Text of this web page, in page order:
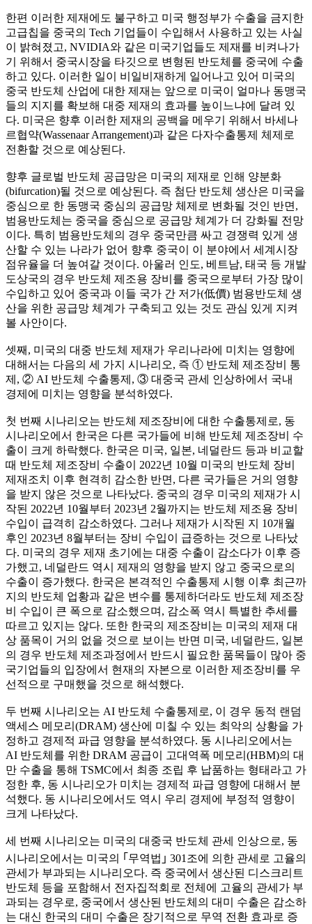
한편 이러한 제재에도 불구하고 미국 행정부가 수출을 금지한
고급칩을 중국의 Tech 기업들이 수입해서 사용하고 있는 사실
이 밝혀졌고, NVIDIA와 같은 미국기업들도 제재를 비켜나가
기 위해서 중국시장을 타깃으로 변형된 반도체를 중국에 수출
하고 있다. 이러한 일이 비일비재하게 일어나고 있어 미국의
중국 반도체 산업에 대한 제재는 앞으로 미국이 얼마나 동맹국
들의 지지를 확보해 대중 제재의 효과를 높이느냐에 달려 있
다. 미국은 향후 이러한 제재의 공백을 메우기 위해서 바세나
르협약(Wassenaar Arrangement)과 같은 다자수출통제 체제로
전환할 것으로 예상된다.
향후 글로벌 반도체 공급망은 미국의 제재로 인해 양분화
(bifurcation)될 것으로 예상된다. 즉 첨단 반도체 생산은 미국을
중심으로 한 동맹국 중심의 공급망 체제로 변화될 것인 반면,
범용반도체는 중국을 중심으로 공급망 체계가 더 강화될 전망
이다. 특히 범용반도체의 경우 중국만큼 싸고 경쟁력 있게 생
산할 수 있는 나라가 없어 향후 중국이 이 분야에서 세계시장
점유율을 더 높여갈 것이다. 아울러 인도, 베트남, 태국 등 개발
도상국의 경우 반도체 제조용 장비를 중국으로부터 가장 많이
수입하고 있어 중국과 이들 국가 간 저가(低價) 범용반도체 생
산을 위한 공급망 체계가 구축되고 있는 것도 관심 있게 지켜
볼 사안이다.
셋째, 미국의 대중 반도체 제재가 우리나라에 미치는 영향에
대해서는 다음의 세 가지 시나리오, 즉 ① 반도체 제조장비 통
제, ② AI 반도체 수출통제, ③ 대중국 관세 인상하에서 국내
경제에 미치는 영향을 분석하였다.
첫 번째 시나리오는 반도체 제조장비에 대한 수출통제로, 동
시나리오에서 한국은 다른 국가들에 비해 반도체 제조장비 수
출이 크게 하락했다. 한국은 미국, 일본, 네덜란드 등과 비교할
때 반도체 제조장비 수출이 2022년 10월 미국의 반도체 장비
제재조치 이후 현격히 감소한 반면, 다른 국가들은 거의 영향
을 받지 않은 것으로 나타났다. 중국의 경우 미국의 제재가 시
작된 2022년 10월부터 2023년 2월까지는 반도체 제조용 장비
수입이 급격히 감소하였다. 그러나 제재가 시작된 지 10개월
후인 2023년 8월부터는 장비 수입이 급증하는 것으로 나타났
다. 미국의 경우 제재 초기에는 대중 수출이 감소다가 이후 증
가했고, 네덜란드 역시 제재의 영향을 받지 않고 중국으로의
수출이 증가했다. 한국은 본격적인 수출통제 시행 이후 최근까
지의 반도체 업황과 같은 변수를 통제하더라도 반도체 제조장
비 수입이 큰 폭으로 감소했으며, 감소폭 역시 특별한 추세를
따르고 있지는 않다. 또한 한국의 제조장비는 미국의 제재 대
상 품목이 거의 없을 것으로 보이는 반면 미국, 네덜란드, 일본
의 경우 반도체 제조과정에서 반드시 필요한 품목들이 많아 중
국기업들의 입장에서 현재의 자본으로 이러한 제조장비를 우
선적으로 구매했을 것으로 해석했다.
두 번째 시나리오는 AI 반도체 수출통제로, 이 경우 동적 랜덤
액세스 메모리(DRAM) 생산에 미칠 수 있는 최악의 상황을 가
정하고 경제적 파급 영향을 분석하였다. 동 시나리오에서는
AI 반도체를 위한 DRAM 공급이 고대역폭 메모리(HBM)의 대
만 수출을 통해 TSMC에서 최종 조립 후 납품하는 형태라고 가
정한 후, 동 시나리오가 미치는 경제적 파급 영향에 대해서 분
석했다. 동 시나리오에서도 역시 우리 경제에 부정적 영향이
크게 나타났다.
세 번째 시나리오는 미국의 대중국 반도체 관세 인상으로, 동
시나리오에서는 미국의 ｢무역법｣ 301조에 의한 관세로 고율의
관세가 부과되는 시나리오다. 즉 중국에서 생산된 디스크리트
반도체 등을 포함해서 전자집적회로 전체에 고율의 관세가 부
과되는 경우로, 중국에서 생산된 반도체의 대미 수출은 감소하
는 대신 한국의 대미 수출은 장기적으로 무역 전환 효과로 증